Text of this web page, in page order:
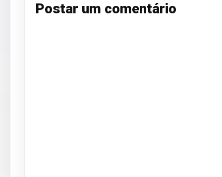
Postar um comentário